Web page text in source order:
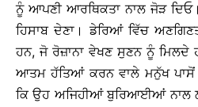
ਨੂੰ ਆਪਣੀ ਆਰਥਿਕਤਾ ਨਾਲ ਜੋੜ
ਹਿਸਾਬ ਦੇਣਾ। ਡੇਰਿਆਂ ਵਿੱਚ
ਹਨ, ਜੋ ਰੋਜ਼ਾਨਾ ਵੇਖਣ ਸੁਣਨ ਨੂੰ ਮਿਲਦੇ
ਆਤਮ ਹੱਤਿਆਂ ਕਰਨ ਵਾਲੇ ਮਨੁੱਖ ਪਾਸੋਂ
ਕਿ ਉਹ ਅਜਿਹੀਆਂ ਬੁਰਿਆਈਆਂ